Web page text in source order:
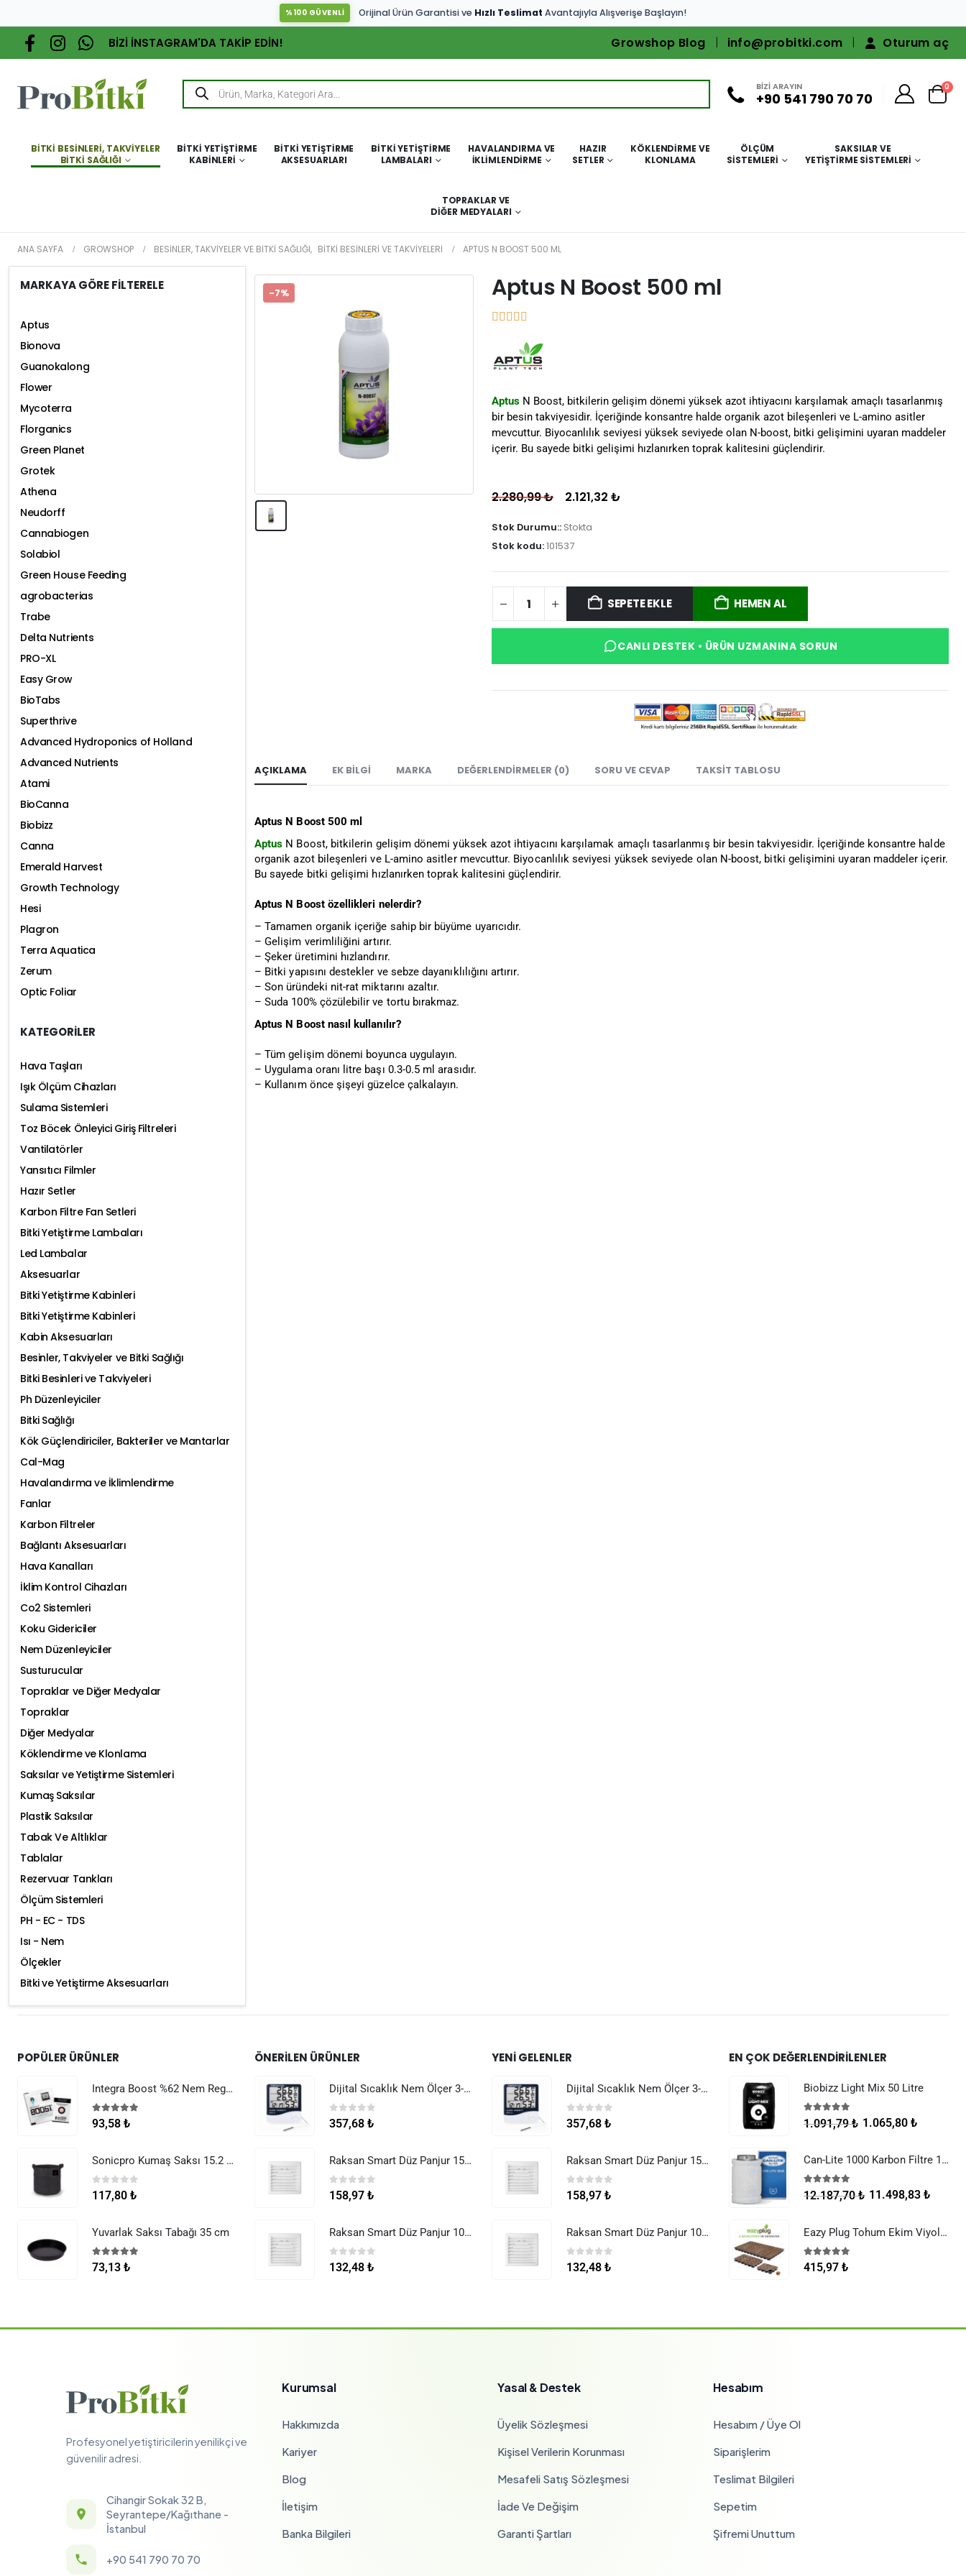
%100 GÜVENLİ Orijinal Ürün Garantisi ve Hızlı Teslimat Avantajıyla Alışverişe Başlayın!
BİZİ İNSTAGRAM'DA TAKİP EDİN! Growshop Blog info@probitki.com Oturum aç
BİZİ ARAYIN
+90 541 790 70 70
0
BITKI BESINLERI, TAKVIYELER
BITKI SAĞLIĞI
BITKI YETIŞTIRME
KABINLERI
BITKI YETIŞTIRME
AKSESUARLARI
BITKI YETIŞTIRME
LAMBALARI
HAVALANDIRMA VE
İKLIMLENDIRME
HAZIR
SETLER
KÖKLENDIRME VE
KLONLAMA
ÖLÇÜM
SISTEMLERI
SAKSILAR VE
YETIŞTIRME SISTEMLERI
TOPRAKLAR VE
DIĞER MEDYALARI
ANA SAYFA GROWSHOP BESINLER, TAKVIYELER VE BITKI SAĞLIĞI, BITKI BESINLERI VE TAKVIYELERI APTUS N BOOST 500 ML
-7% Aptus N Boost 500 ml
Aptus N Boost, bitkilerin gelişim dönemi yüksek azot ihtiyacını karşılamak amaçlı tasarlanmış
bir besin takviyesidir. İçeriğinde konsantre halde organik azot bileşenleri ve L-amino asitler
mevcuttur. Biyocanlılık seviyesi yüksek seviyede olan N-boost, bitki gelişimini uyaran maddeler
içerir. Bu sayede bitki gelişimi hızlanırken toprak kalitesini güçlendirir.
2.280,99₺ 2.121,32 ₺
Stok Durumu:: Stokta
Stok kodu:101537
SEPETE EKLE HEMEN AL
CANLI DESTEK • ÜRÜN UZMANINA SORUN
AÇIKLAMA EK BILGI MARKA DEĞERLENDIRMELER (0) SORU VE CEVAP TAKSIT TABLOSU
Aptus N Boost 500 ml
Aptus N Boost, bitkilerin gelişim dönemi yüksek azot ihtiyacını karşılamak amaçlı tasarlanmış bir besin takviyesidir. İçeriğinde konsantre halde
organik azot bileşenleri ve L-amino asitler mevcuttur. Biyocanlılık seviyesi yüksek seviyede olan N-boost, bitki gelişimini uyaran maddeler içerir.
Bu sayede bitki gelişimi hızlanırken toprak kalitesini güçlendirir.
Aptus N Boost özellikleri nelerdir?
– Tamamen organik içeriğe sahip bir büyüme uyarıcıdır.
– Gelişim verimliliğini artırır.
– Şeker üretimini hızlandırır.
– Bitki yapısını destekler ve sebze dayanıklılığını artırır.
– Son üründeki nit-rat miktarını azaltır.
– Suda 100% çözülebilir ve tortu bırakmaz.
Aptus N Boost nasıl kullanılır?
– Tüm gelişim dönemi boyunca uygulayın.
– Uygulama oranı litre başı 0.3-0.5 ml arasıdır.
– Kullanım önce şişeyi güzelce çalkalayın.
MARKAYA GÖRE FİLTERELE
Aptus
Bionova
Guanokalong
Flower
Mycoterra
Florganics
Green Planet
Grotek
Athena
Neudorff
Cannabiogen
Solabiol
Green House Feeding
agrobacterias
Trabe
Delta Nutrients
PRO-XL
Easy Grow
BioTabs
Superthrive
Advanced Hydroponics of Holland
Advanced Nutrients
Atami
BioCanna
Biobizz
Canna
Emerald Harvest
Growth Technology
Hesi
Plagron
Terra Aquatica
Zerum
Optic Foliar
KATEGORİLER
Hava Taşları
Işık Ölçüm Cihazları
Sulama Sistemleri
Toz Böcek Önleyici Giriş Filtreleri
Vantilatörler
Yansıtıcı Filmler
Hazır Setler
Karbon Filtre Fan Setleri
Bitki Yetiştirme Lambaları
Led Lambalar
Aksesuarlar
Bitki Yetiştirme Kabinleri
Bitki Yetiştirme Kabinleri
Kabin Aksesuarları
Besinler, Takviyeler ve Bitki Sağlığı
Bitki Besinleri ve Takviyeleri
Ph Düzenleyiciler
Bitki Sağlığı
Kök Güçlendiriciler, Bakteriler ve Mantarlar
Cal-Mag
Havalandırma ve İklimlendirme
Fanlar
Karbon Filtreler
Bağlantı Aksesuarları
Hava Kanalları
İklim Kontrol Cihazları
Co2 Sistemleri
Koku Gidericiler
Nem Düzenleyiciler
Susturucular
Topraklar ve Diğer Medyalar
Topraklar
Diğer Medyalar
Köklendirme ve Klonlama
Saksılar ve Yetiştirme Sistemleri
Kumaş Saksılar
Plastik Saksılar
Tabak Ve Altlıklar
Tablalar
Rezervuar Tankları
Ölçüm Sistemleri
PH - EC - TDS
Isı - Nem
Ölçekler
Bitki ve Yetiştirme Aksesuarları
POPÜLER ÜRÜNLER
Integra Boost %62 Nem Regülatörü 8 g
5.005 üzerinden
93,58 ₺
Sonicpro Kumaş Saksı 15.2 Litre (4 Galon)
0 5 üzerinden
117,80 ₺
Yuvarlak Saksı Tabağı 35 cm
5.00 5 üzerinden
73,13 ₺
ÖNERILEN ÜRÜNLER
Dijital Sıcaklık Nem Ölçer 3-1 Sensör Kablolu
05 üzerinden
357,68 ₺
Raksan Smart Düz Panjur 150 mm Sinek Telli
0 5 üzerinden
158,97 ₺
Raksan Smart Düz Panjur 100 mm Sinek Telli
0 5 üzerinden
132,48 ₺
YENI GELENLER
Dijital Sıcaklık Nem Ölçer 3-1 Sensör Kablolu
05 üzerinden
357,68 ₺
Raksan Smart Düz Panjur 150 mm Sinek Telli
0 5 üzerinden
158,97 ₺
Raksan Smart Düz Panjur 100 mm Sinek Telli
0 5 üzerinden
132,48 ₺
EN ÇOK DEĞERLENDIRILENLER
Biobizz Light Mix 50 Litre
5.00 5 üzerinden
1.091,79₺ 1.065,80 ₺
Can-Lite 1000 Karbon Filtre 1100 m3/h 200 mm
5.00 5 üzerinden
12.187,70₺ 11.498,83 ₺
Eazy Plug Tohum Ekim Viyolü 3.5×3.5×3 cm 12 göz
5.00 5 üzerinden
415,97 ₺
Profesyonel yetiştiricilerin yenilikçi ve
güvenilir adresi.
Cihangir Sokak 32 B,
Seyrantepe/Kağıthane -
İstanbul
+90 541 790 70 70
Kurumsal
Hakkımızda
Kariyer
Blog
İletişim
Banka Bilgileri
Yasal & Destek
Üyelik Sözleşmesi
Kişisel Verilerin Korunması
Mesafeli Satış Sözleşmesi
İade Ve Değişim
Garanti Şartları
Hesabım
Hesabım / Üye Ol
Siparişlerim
Teslimat Bilgileri
Sepetim
Şifremi Unuttum